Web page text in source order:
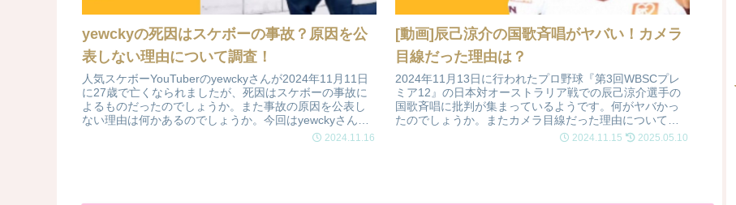
yewckyの死因はスケボーの事故？原因を公
表しない理由について調査！
人気スケボーYouTuberのyewckyさんが2024年11月11日
に27歳で亡くなられましたが、死因はスケボーの事故に
よるものだったのでしょうか。また事故の原因を公表し
ない理由は何かあるのでしょうか。今回はyewckyさんの
2024.11.16
[動画]辰己涼介の国歌斉唱がヤバい！カメラ
目線だった理由は？
2024年11月13日に行われたプロ野球『第3回WBSCプレ
ミア12』の日本対オーストラリア戦での辰己涼介選手の
国歌斉唱に批判が集まっているようです。何がヤバかっ
たのでしょうか。またカメラ目線だった理由についても
2024.11.15 2025.05.10